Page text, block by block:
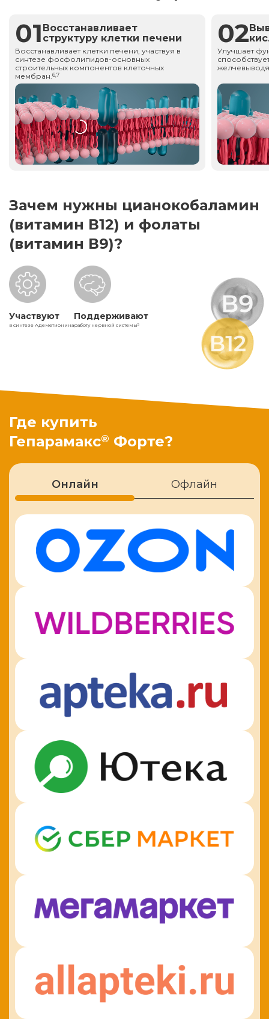
01 Восстанавливает
структуру клетки печени
Восстанавливает клетки печени, участвуя в
синтезе фосфолипидов-основных
строительных компонентов клеточных
мембран.6,7
02
Улучшает
Зачем нужны цианокобаламин
(витамин В12) и фолаты
(витамин В9)?
Участвуют
в синтезе Адеметионина
Поддерживают
работу нервной системы5
Где купить
Гепарамакс® Форте?
Онлайн Офлайн